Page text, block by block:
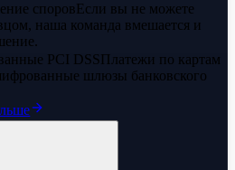
споровЕсли вы не можете
наша команда вмешается и
PCI DSSПлатежи по картам
шлюзы банковского